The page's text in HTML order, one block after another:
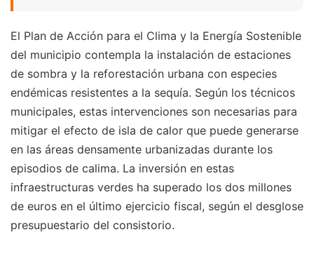
El Plan de Acción para el Clima y la Energía Sostenible
del municipio contempla la instalación de estaciones
de sombra y la reforestación urbana con especies
endémicas resistentes a la sequía. Según los técnicos
municipales, estas intervenciones son necesarias para
mitigar el efecto de isla de calor que puede generarse
en las áreas densamente urbanizadas durante los
episodios de calima. La inversión en estas
infraestructuras verdes ha superado los dos millones
de euros en el último ejercicio fiscal, según el desglose
presupuestario del consistorio.